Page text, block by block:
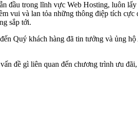
đầu trong lĩnh vực Web Hosting, luôn lấy
vui và lan tỏa những thông điệp tích
sắp tới.
Quý khách hàng đã tin tưởng và ủng
đề gì liên quan đến chương trình ưu